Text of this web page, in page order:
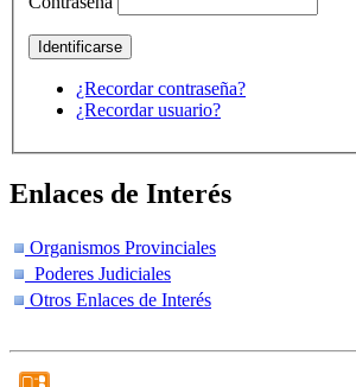
¿Recordar contraseña?
¿Recordar usuario?
Enlaces de Interés
Organismos Provinciales
Poderes Judiciales
Otros Enlaces de Interés